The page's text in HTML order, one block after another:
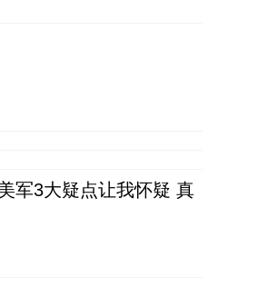
军3大疑点让我怀疑 真